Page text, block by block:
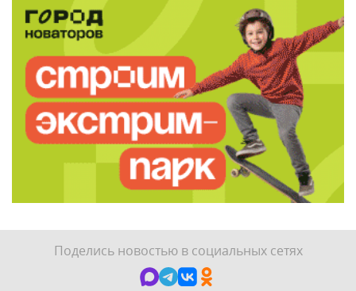
Поделись новостью в социальных сетях